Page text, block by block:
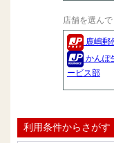
店舗を選ん
鹿嶋郵
かん
ービス部
利用条件からさがす